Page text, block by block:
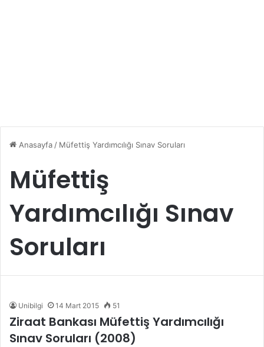
Anasayfa / Müfettiş Yardımcılığı Sınav Soruları
Müfettiş
Yardımcılığı Sınav
Soruları
Unibilgi 14 Mart 2015 51
Ziraat Bankası Müfettiş Yardımcılığı
Sınav Soruları (2008)